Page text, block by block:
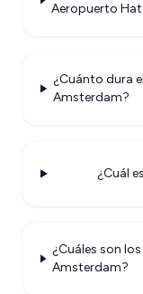
Aeropuerto
¿Cuánto dura
Amsterdam?
¿Cuál
¿Cuáles son
Amsterdam?